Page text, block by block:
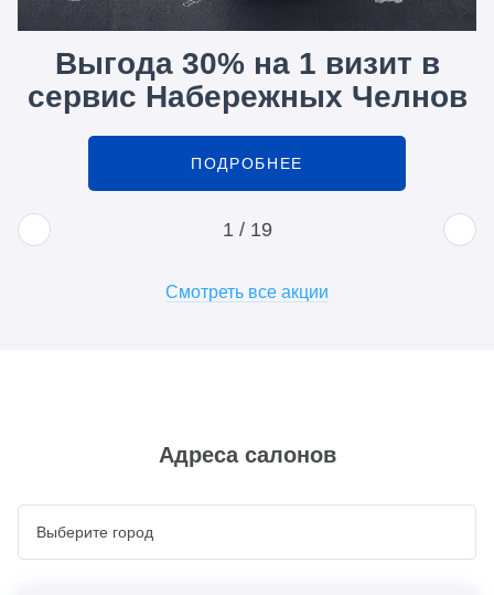
Выгода 30% на 1 визит в
сервис Набережных Челнов
ПОДРОБНЕЕ
1 / 19
Смотреть все акции
Адреса салонов